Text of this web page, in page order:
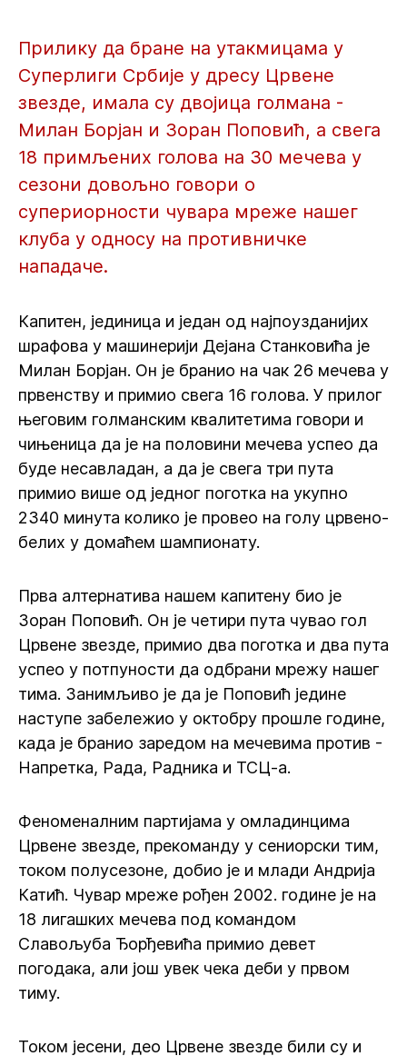
Прилику да бране на утакмицама у
Суперлиги Србије у дресу Црвене
звезде, имала су двојица голмана -
Милан Борјан и Зоран Поповић, а свега
18 примљених голова на 30 мечева у
сезони довољно говори о
супериорности чувара мреже нашег
клуба у односу на противничке
нападаче.
Капитен, јединица и један од најпоузданијих
шрафова у машинерији Дејана Станковића је
Милан Борјан. Он је бранио на чак 26 мечева у
првенству и примио свега 16 голова. У прилог
његовим голманским квалитетима говори и
чињеница да је на половини мечева успео да
буде несавладан, а да је свега три пута
примио више од једног поготка на укупно
2340 минута колико је провео на голу црвено-
белих у домаћем шампионату.
Прва алтернатива нашем капитену био је
Зоран Поповић. Он је четири пута чувао гол
Црвене звезде, примио два поготка и два пута
успео у потпуности да одбрани мрежу нашег
тима. Занимљиво је да је Поповић једине
наступе забележио у октобру прошле године,
када је бранио заредом на мечевима против -
Напретка, Рада, Радника и ТСЦ-а.
Феноменалним партијама у омладинцима
Црвене звезде, прекоманду у сениорски тим,
током полусезоне, добио је и млади Андрија
Катић. Чувар мреже рођен 2002. године је на
18 лигашких мечева под командом
Славољуба Ђорђевића примио девет
погодака, али још увек чека деби у првом
тиму.
Током јесени, део Црвене звезде били су и